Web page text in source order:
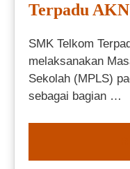
Terpadu
SMK Telkom
melaksanakan
Sekolah (MPLS)
sebagai bagian …